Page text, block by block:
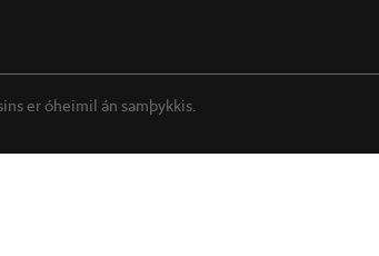
er óheimil án samþykkis.